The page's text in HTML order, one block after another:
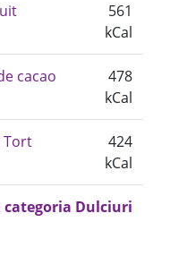
561
kCal
cacao
478
kCal
Tort
424
kCal
Dulciuri